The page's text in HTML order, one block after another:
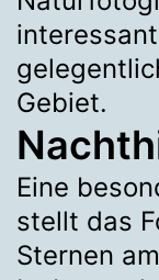
Gebiet.
Eine
stellt das
Sternen